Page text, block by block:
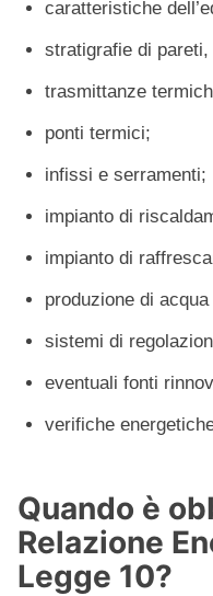
caratteristiche
stratigrafie di
trasmittanze
ponti termici;
infissi e serramenti;
impianto di
impianto di
produzione di
sistemi di
eventuali fonti
verifiche
Quando è
Relazione
Legge 10?